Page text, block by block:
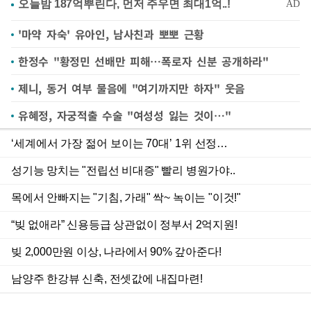
'마약 자숙' 유아인, 남사친과 뽀뽀 근황
한정수 "황정민 선배만 피해…폭로자 신분 공개하라"
제니, 동거 여부 물음에 "여기까지만 하자" 웃음
유혜정, 자궁적출 수술 "여성성 잃는 것이…"